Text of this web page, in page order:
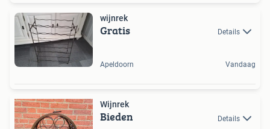
wijnrek
Gratis Details
Apeldoorn Vandaag
Wijnrek
Bieden Details